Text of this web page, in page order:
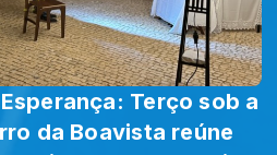
Terço sob a
da Boavista reúne